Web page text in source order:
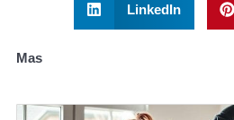
LinkedIn
Mas